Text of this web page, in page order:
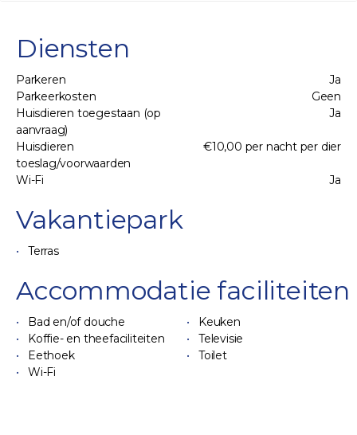
Diensten
Parkeren
Ja
Parkeerkosten
Geen
Huisdieren toegestaan (op
aanvraag)
Ja
Huisdieren
toeslag/voorwaarden
€10,00 per nacht per dier
Wi-Fi Ja
Vakantiepark
Terras
Accommodatie faciliteiten
Bad en/of douche
Keuken
Koffie- en theefaciliteiten
Televisie
Eethoek
Toilet
Wi-Fi